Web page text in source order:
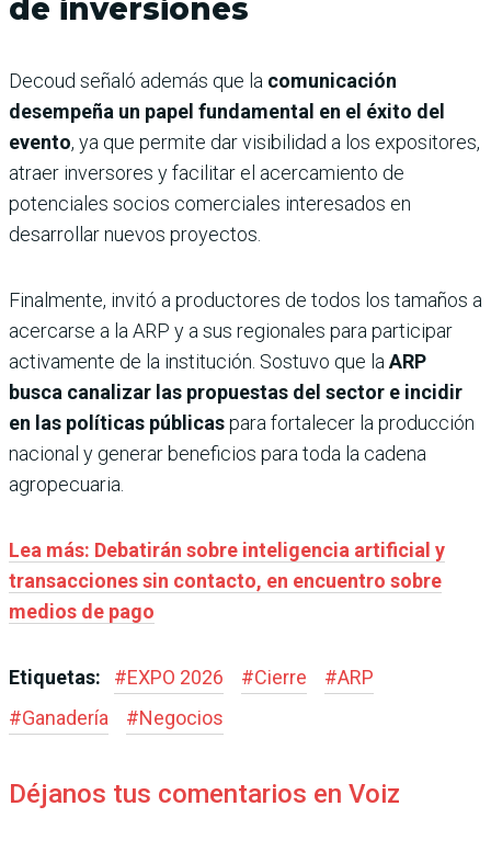
de inversiones
Decoud señaló además que la comunicación
desempeña un papel fundamental en el éxito del
evento, ya que permite dar visibilidad a los expositores,
atraer inversores y facilitar el acercamiento de
potenciales socios comerciales interesados en
desarrollar nuevos proyectos.
Finalmente, invitó a productores de todos los tamaños a
acercarse a la ARP y a sus regionales para participar
activamente de la institución. Sostuvo que la ARP
busca canalizar las propuestas del sector e incidir
en las políticas públicaspara fortalecer la producción
nacional y generar beneficios para toda la cadena
agropecuaria.
Lea más: Debatirán sobre inteligencia artificial y
transacciones sin contacto, en encuentro sobre
medios de pago
Etiquetas: #EXPO 2026 #Cierre #ARP
#Ganadería #Negocios
Déjanos tus comentarios en Voiz